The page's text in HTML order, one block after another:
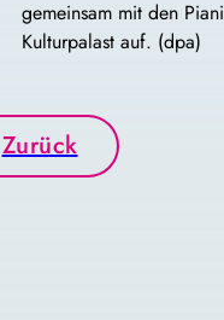
gemeinsam mit den
Kulturpalast auf. (dpa)
Zurück